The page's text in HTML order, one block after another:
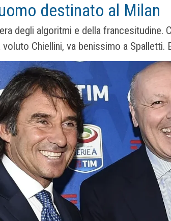
destinato al Milan
degli algoritmi e della francesitudine.
voluto Chiellini, va benissimo a